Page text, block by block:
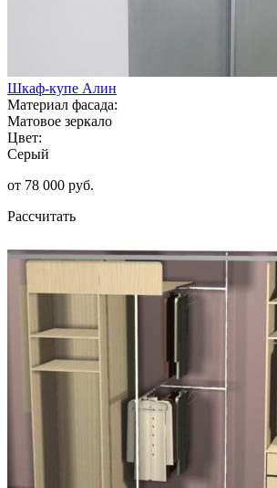
Шкаф-купе Алин
Материал фасада:
Матовое зеркало
Цвет:
Серый
от 78 000 руб.
Рассчитать